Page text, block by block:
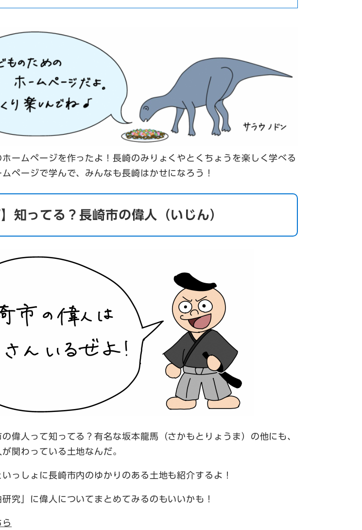
ホームページを作ったよ！長崎のみりょくやとくちょうを楽しく学べる
ページで学んで、みんなも長崎はかせになろう！
知ってる？長崎市の偉人（いじん）
偉人って知ってる？有名な坂本龍馬（さかもとりょうま）の他にも、
関わっている土地なんだ。
っしょに長崎市内のゆかりのある土地も紹介するよ！
究」に偉人についてまとめてみるのもいいかも！